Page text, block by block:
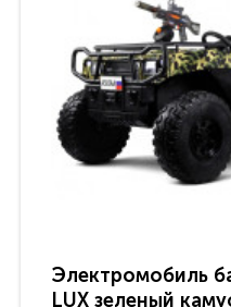
Электромобиль
LUX зеленый